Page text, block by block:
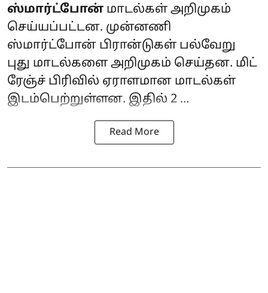
ஸ்மார்ட்போன் மாடல்கள் அறிமுகம்
செய்யப்பட்டன. முன்னணி
ஸ்மார்ட்போன் பிரான்டுகள் பல்வேறு
புது மாடல்களை அறிமுகம் செய்தன. மிட்
ரேஞ்ச் பிரிவில் ஏராளமான மாடல்கள்
இடம்பெற்றுள்ளன. இதில் 2 ...
Read More